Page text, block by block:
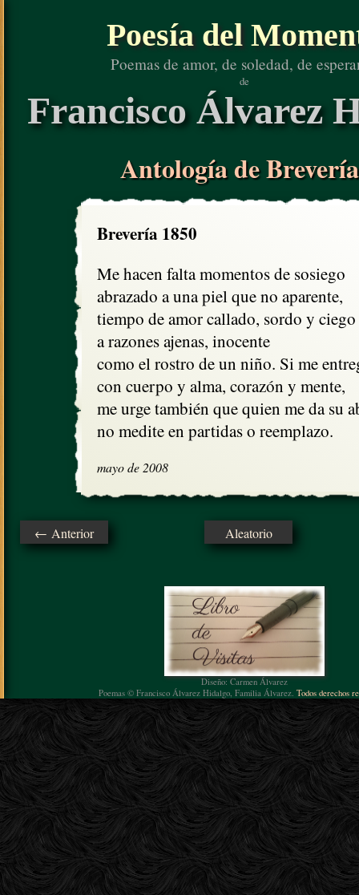
Poesía del
Poemas de amor, de soledad, de
de
Francisco Álvarez
Antología de
Brevería 1850
Me hacen falta momentos de sosiego
abrazado a una piel que no aparente,
tiempo de amor callado, sordo y ciego
a razones ajenas, inocente
como el rostro de un niño. Si me
con cuerpo y alma, corazón y mente,
me urge también que quien me da su
no medite en partidas o reemplazo.
mayo de 2008
← Anterior Aleatorio
Diseño: Carmen Álvarez
Poemas © Francisco Álvarez Hidalgo, Familia Álvarez. Todos derechos